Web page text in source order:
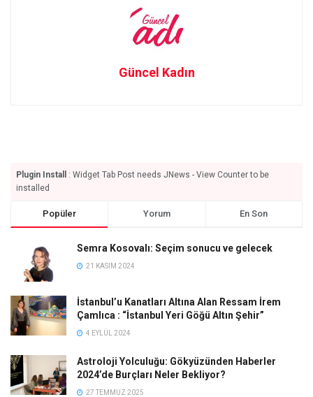
Güncel Kadın
Plugin Install
: Widget Tab Post needs JNews - View Counter to be
installed
Popüler Yorum En Son
Semra Kosovalı: Seçim sonucu ve gelecek
21 KASIM 2024
İstanbul’u Kanatları Altına Alan Ressam İrem
Çamlıca : “İstanbul Yeri Göğü Altın Şehir”
4 EYLÜL 2024
Astroloji Yolculuğu: Gökyüzünden Haberler
2024’de Burçları Neler Bekliyor?
27 TEMMUZ 2025